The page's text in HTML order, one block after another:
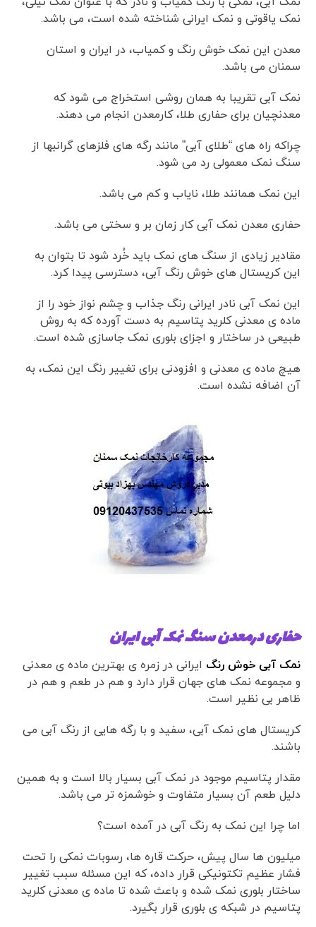
نمک یاقوتی و نمک ایرانی شناخته شده است، می باشد.
معدن این نمک خوش رنگ و کمیاب، در ایران و استان
سمنان می باشد.
نمک آبی تقریبا به همان روشی استخراج می شود که
معدنچیان برای حفاری طلا، کارمعدن انجام می دهند.
چراکه راه های “طلای آبی” مانند رگه های فلزهای گرانبها از
سنگ نمک معمولی رد می شود.
این نمک همانند طلا، نایاب و کم می باشد.
حفاری معدن نمک آبی کار زمان بر و سختی می باشد.
مقادیر زیادی از سنگ های نمک باید خُرد شود تا بتوان به
این کریستال های خوش رنگ آبی، دسترسی پیدا کرد.
این نمک آبی نادر ایرانی رنگ جذاب و چشم نواز خود را از
ماده ی معدنی کلرید پتاسیم به دست آورده که به روش
طبیعی در ساختار و اجزای بلوری نمک جاسازی شده است.
هیچ ماده ی معدنی و افزودنی برای تغییر رنگ این نمک، به
آن اضافه نشده است.
حفاری درمعدن سنگ نمک آبی ایران
نمک آبی خوش رنگ ایرانی در زمره ی بهترین ماده ی معدنی
و مجموعه نمک های جهان قرار دارد و هم در طعم و هم در
ظاهر بی نظیر است.
کریستال های نمک آبی، سفید و با رگه هایی از رنگ آبی می
باشند.
مقدار پتاسیم موجود در نمک آبی بسیار بالا است و به همین
دلیل طعم آن بسیار متفاوت و خوشمزه تر می باشد.
اما چرا این نمک به رنگ آبی در آمده است؟
میلیون ها سال پیش، حرکت قاره ها، رسوبات نمکی را تحت
فشار عظیم تکتونیکی قرار داده، که این مسئله سبب تغییر
ساختار بلوری نمک شده و باعث شده تا ماده ی معدنی کلرید
پتاسیم در شبکه ی بلوری قرار بگیرد.